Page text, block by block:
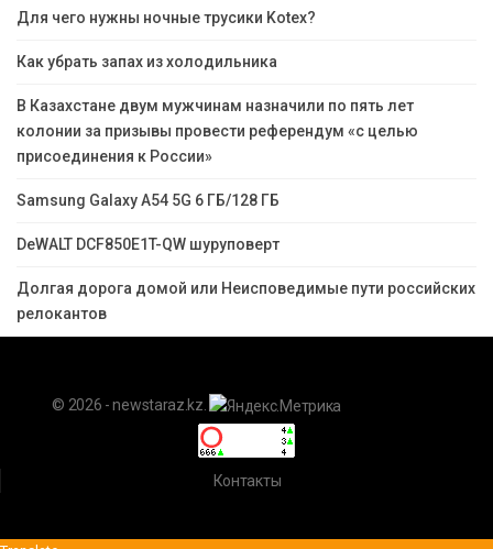
Для чего нужны ночные трусики Kotex?
Как убрать запах из холодильника
В Казахстане двум мужчинам назначили по пять лет
колонии за призывы провести референдум «с целью
присоединения к России»
Samsung Galaxy A54 5G 6 ГБ/128 ГБ
DeWALT DCF850E1T-QW шуруповерт
Долгая дорога домой или Неисповедимые пути российских
релокантов
© 2026 - newstaraz.kz.
Контакты